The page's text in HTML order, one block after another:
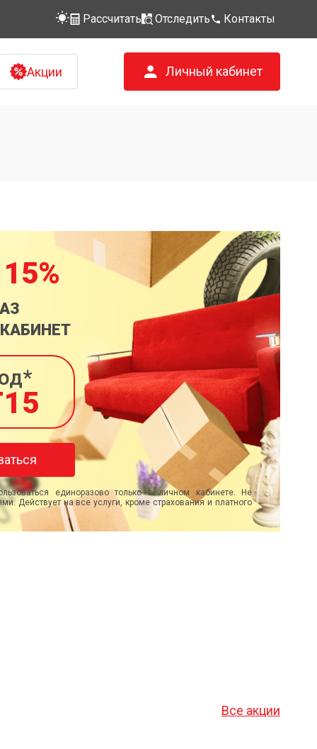
Рассчитать Отследить Контакты
Акции Личный кабинет
единоразово только в личном кабинете. Не
Действует на все услуги, кроме страхования и платного
Все акции